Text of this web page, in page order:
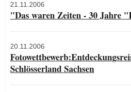
21.11.2006
"Das waren Zeiten - 30 Jahre
20.11.2006
Schlösserland Sachsen